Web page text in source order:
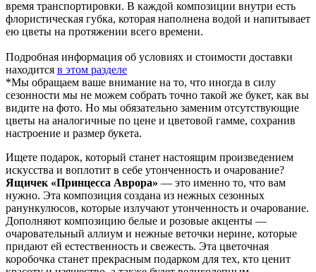
время транспортировки. В каждой композиции внутри есть
флористическая губка, которая наполнена водой и напитывает
ею цветы на протяжении всего времени.
Подробная информация об условиях и стоимости доставки
находится в этом разделе
*Мы обращаем ваше внимание на то, что иногда в силу
сезонности мы не можем собрать точно такой же букет, как вы
видите на фото. Но мы обязательно заменим отсутствующие
цветы на аналогичные по цене и цветовой гамме, сохранив
настроение и размер букета.
Ищете подарок, который станет настоящим произведением
искусства и воплотит в себе утонченность и очарование?
Ящичек «Принцесса Аврора» — это именно то, что вам
нужно. Эта композиция создана из нежных сезонных
ранункулюсов, которые излучают утонченность и очарование.
Дополняют композицию белые и розовые акценты —
очаровательный аллиум и нежные веточки нерине, которые
придают ей естественность и свежесть. Эта цветочная
коробочка станет прекрасным подарком для тех, кто ценит